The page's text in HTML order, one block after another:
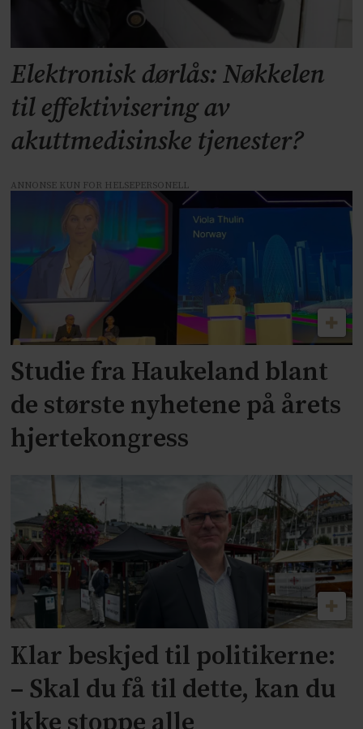
Elektronisk dørlås: Nøkkelen
til effektivisering av
akuttmedisinske tjenester?
ANNONSE KUN FOR HELSEPERSONELL
Studie fra Haukeland blant
de største nyhetene på årets
hjertekongress
Klar beskjed til politikerne:
–⁠ Skal du få til dette, kan du